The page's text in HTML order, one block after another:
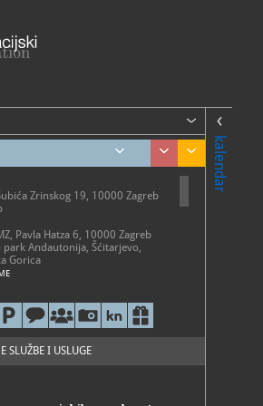
kalendar
Zrinskog 19, 10000 Zagreb
Pavla Hatza 6, 10000 Zagreb
park Andautonija, Šćitarjevo,
Gorica
h
13 h
državnim
i neradnim danima
SLUŽBE I USLUGE